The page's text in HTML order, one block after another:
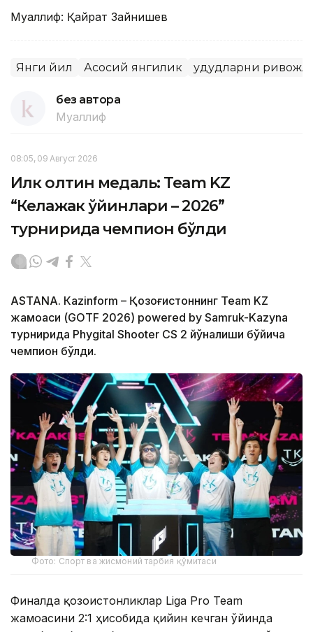
Муаллиф: Қайрат Зайнишев
Янги йил Асосий янгилик Ҳудудларни
без автора
Муаллиф
08:05, 09 Август 2026
Илк олтин медаль: Team KZ
“Келажак ўйинлари – 2026”
турнирида чемпион бўлди
ASTANА. Кazinform – Қозоғистоннинг Team KZ
жамоаси (GOTF 2026) powered by Samruk-Kazyna
турнирида Phygital Shooter CS 2 йўналиши бўйича
чемпион бўлди.
Фото: Спорт ва жисмоний тарбия қўмитаси
Финалда қозоғистонликлар Liga Pro Team
жамоасини 2:1 ҳисобида қийин кечган ўйинда